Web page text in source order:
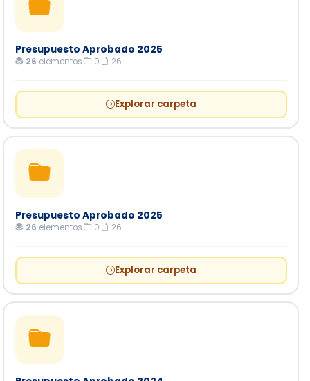
Presupuesto Aprobado 2025
26 elementos 0 26
Explorar carpeta
Presupuesto Aprobado 2025
26 elementos 0 26
Explorar carpeta